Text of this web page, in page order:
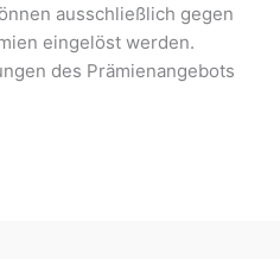
ausschließlich gegen
eingelöst werden.
des Prämienangebots